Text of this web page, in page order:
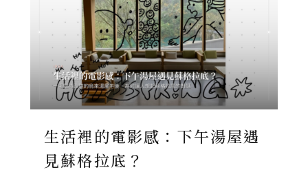
生活裡的電影感：下午湯屋遇
見蘇格拉底？